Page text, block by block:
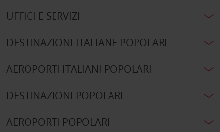
UFFICI E SERVIZI
DESTINAZIONI ITALIANE POPOLARI
AEROPORTI ITALIANI POPOLARI
DESTINAZIONI POPOLARI
AEROPORTI POPOLARI